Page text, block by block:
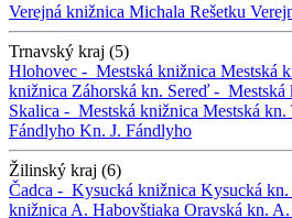
Verejná knižnica Michala Rešetku
Trnavský kraj (5)
Hlohovec - Mestská knižnica Mestská
knižnica Záhorská kn. Sereď - Mestská
Skalica - Mestská knižnica Mestská kn.
Fándlyho Kn. J. Fándlyho
Žilinský kraj (6)
Čadca - Kysucká knižnica Kysucká kn.
knižnica A. Habovštiaka Oravská kn.